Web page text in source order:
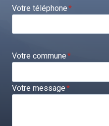
Votre téléphone*
Votre commune*
Votre message*